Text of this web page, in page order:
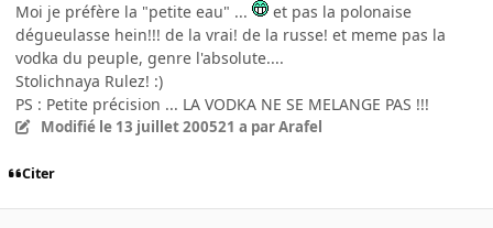
Moi je préfère la "petite eau" ...
et pas la polonaise
dégueulasse hein!!! de la vrai! de la russe! et meme pas la
vodka du peuple, genre l'absolute....
Stolichnaya Rulez! :)
PS : Petite précision ... LA VODKA NE SE MELANGE PAS !!!
Modifié le 13 juillet 200521 a par Arafel
Citer